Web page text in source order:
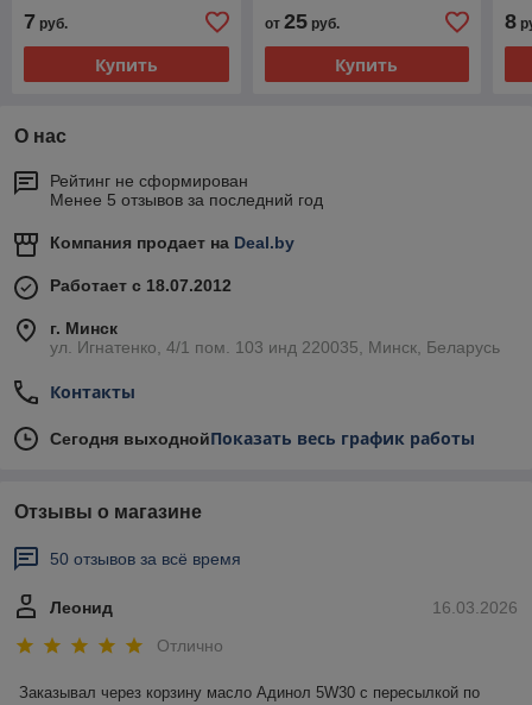
7 руб.
Купить
от 25руб.
Купить
8
О нас
Рейтинг не сформирован
Менее 5 отзывов за последний год
Компания продает на Deal.by
Работает с 18.07.2012
г. Минск
ул. Игнатенко, 4/1 пом. 103 инд 220035, Минск, Беларусь
Контакты
Сегодня выходнойПоказать весь график работы
Отзывы о магазине
50 отзывов за всё время
16.03.2026
Леонид
Отлично
Заказывал через корзину масло Адинол 5W30 с пересылкой по